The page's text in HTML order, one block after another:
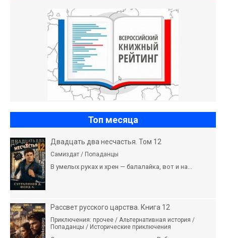
Топ месяца
Двадцать два несчастья. Том 12
Самиздат / Попаданцы
В умелых руках и хрен — балалайка, вот и на...
Рассвет русского царства. Книга 12
Приключения: прочее / Альтернативная история /
Попаданцы / Исторические приключения